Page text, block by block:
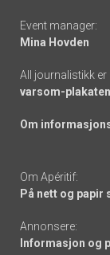
Event manager:
Mina Hovden
All journalistikk er
varsom-plakaten
Om
Om Apéritif:
På nett og papir
Annonsere:
Informasjon og